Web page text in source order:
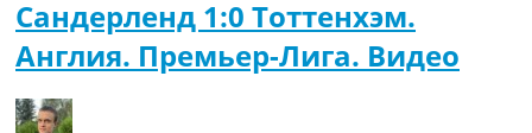
Сандерленд 1:0 Тоттенхэм.
Англия. Премьер-Лига. Видео